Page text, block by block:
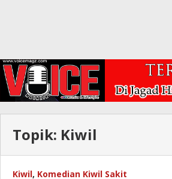
Topik: Kiwil
Kiwil, Komedian Kiwil Sakit